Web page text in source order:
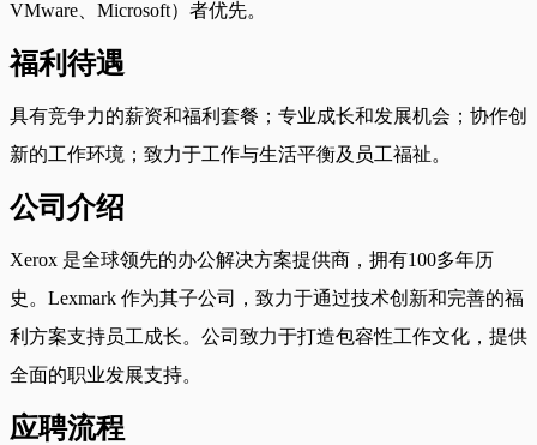
VMware、Microsoft）者优先。
福利待遇
具有竞争力的薪资和福利套餐；专业成长和发展机会；协作创
新的工作环境；致力于工作与生活平衡及员工福祉。
公司介绍
Xerox 是全球领先的办公解决方案提供商，拥有100多年历
史。Lexmark 作为其子公司，致力于通过技术创新和完善的福
利方案支持员工成长。公司致力于打造包容性工作文化，提供
全面的职业发展支持。
应聘流程